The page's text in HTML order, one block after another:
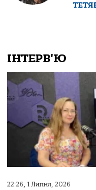
ІНТЕРВ'Ю
22:26, 1 Липня, 2026